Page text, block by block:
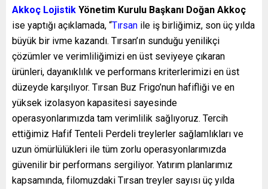
Akkoç Lojistik Yönetim Kurulu Başkanı Doğan Akkoç
ise yaptığı açıklamada, “Tırsan ile iş birliğimiz, son üç yılda
büyük bir ivme kazandı. Tırsan’ın sunduğu yenilikçi
çözümler ve verimliliğimizi en üst seviyeye çıkaran
ürünleri, dayanıklılık ve performans kriterlerimizi en üst
düzeyde karşılıyor. Tırsan Buz Frigo’nun hafifliği ve en
yüksek izolasyon kapasitesi sayesinde
operasyonlarımızda tam verimlilik sağlıyoruz. Tercih
ettiğimiz Hafif Tenteli Perdeli treylerler sağlamlıkları ve
uzun ömürlülükleri ile tüm zorlu operasyonlarımızda
güvenilir bir performans sergiliyor. Yatırım planlarımız
kapsamında, filomuzdaki Tırsan treyler sayısı üç yılda